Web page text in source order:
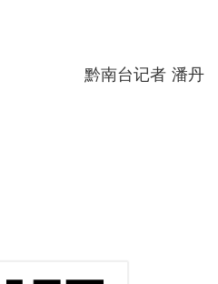
黔南台记者 潘丹